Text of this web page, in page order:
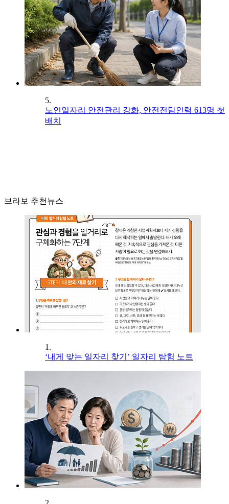
5.
노인일자리 안전관리 강화, 안전전담인력 613명 첫
배치
브라보 추천뉴스
1.
‘내게 맞는 일자리 찾기’ 일자리 탐험 노트